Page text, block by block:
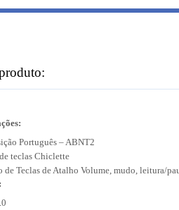
Português – ABNT2
teclas Chiclette
de Teclas de Atalho Volume, mudo, leitura/